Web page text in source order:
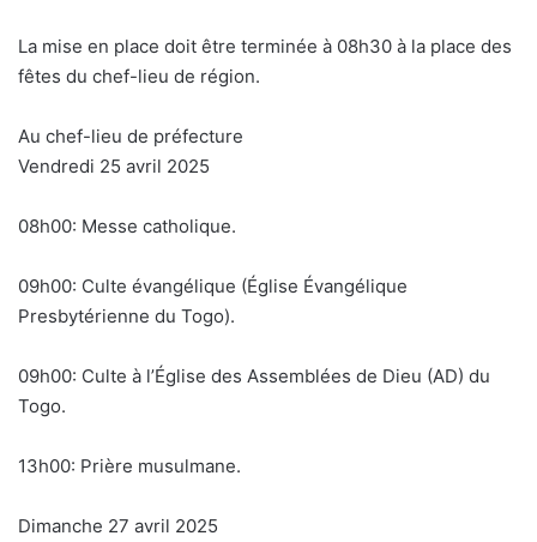
La mise en place doit être terminée à 08h30 à la place des
fêtes du chef-lieu de région.
Au chef-lieu de préfecture
Vendredi 25 avril 2025
08h00: Messe catholique.
09h00: Culte évangélique (Église Évangélique
Presbytérienne du Togo).
09h00: Culte à l’Église des Assemblées de Dieu (AD) du
Togo.
13h00: Prière musulmane.
Dimanche 27 avril 2025